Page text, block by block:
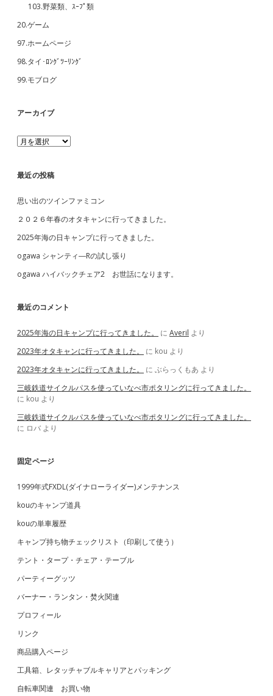
103.野菜類、ｽｰﾌﾟ類
20.ゲーム
97.ホームページ
98.タイ･ﾛﾝｸﾞﾂｰﾘﾝｸﾞ
99.モブログ
アーカイブ
ア
ー
イ
ブ
最近の投稿
思い出のツインファミコン
２０２６年春のオタキャンに行ってきました。
2025年海の日キャンプに行ってきました。
ogawa シャンティ―Rの試し張り
ogawa ハイバックチェア2 お世話になります。
最近のコメント
2025年海の日キャンプに行ってきました。 に Averil より
2023年オタキャンに行ってきました。
に kou より
2023年オタキャンに行ってきました。
に ぶらっくもあ より
三岐鉄道サイクルパスを使っていなべ市ポタリングに行ってきました。
に kou より
三岐鉄道サイクルパスを使っていなべ市ポタリングに行ってきました。
に ロバ より
固定ページ
1999年式FXDL(ダイナローライダー)メンテナンス
kouのキャンプ道具
kouの単車履歴
キャンプ持ち物チェックリスト（印刷して使う）
テント・タープ・チェア・テーブル
パーティーグッツ
バーナー・ランタン・焚火関連
プロフィール
リンク
商品購入ページ
工具箱、レタッチャブルキャリアとパッキング
自転車関連 お買い物